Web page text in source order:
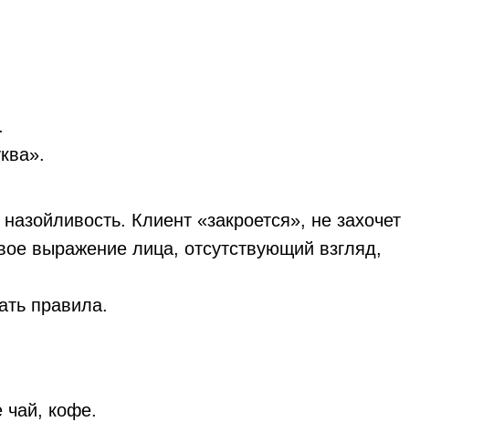
Клиент «закроется», не захочет
выражение лица, отсутствующий взгляд,
правила.
чай, кофе.